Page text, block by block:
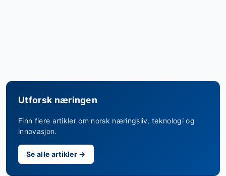
Utforsk næringen
Finn flere artikler om norsk næringsliv, teknologi og
innovasjon.
Se alle artikler →